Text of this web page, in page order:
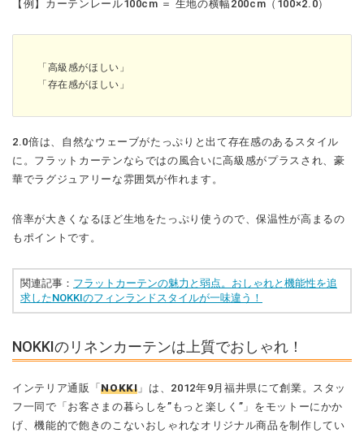
【例】カーテンレール100cm ＝ 生地の横幅200cm（100×2.0）
「高級感がほしい」
「存在感がほしい」
2.0倍は、自然なウェーブがたっぷりと出て存在感のあるスタイル
に。フラットカーテンならではの風合いに高級感がプラスされ、豪
華でラグジュアリーな雰囲気が作れます。
倍率が大きくなるほど生地をたっぷり使うので、保温性が高まるの
もポイントです。
関連記事： フラットカーテンの魅力と弱点。おしゃれと機能性を追
求したNOKKIのフィンランドスタイルが一味違う！
NOKKIのリネンカーテンは上質でおしゃれ！
インテリア通販「NOKKI 」は、2012年9月福井県にて創業。スタッ
フ一同で「お客さまの暮らしを”もっと楽しく”」をモットーにかか
げ、機能的で飽きのこないおしゃれなオリジナル商品を制作してい